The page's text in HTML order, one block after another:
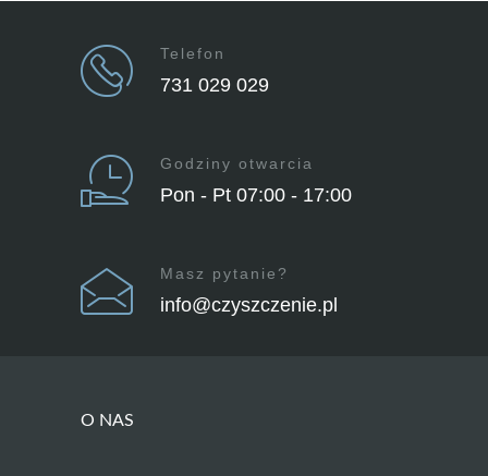
Telefon
731 029 029
Godziny otwarcia
Pon - Pt 07:00 - 17:00
Masz pytanie?
info@czyszczenie.pl
O NAS